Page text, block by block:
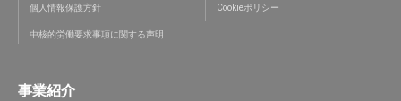
個人情報保護方針 Cookieポリシー
中核的労働要求事項に関する声明
事業紹介